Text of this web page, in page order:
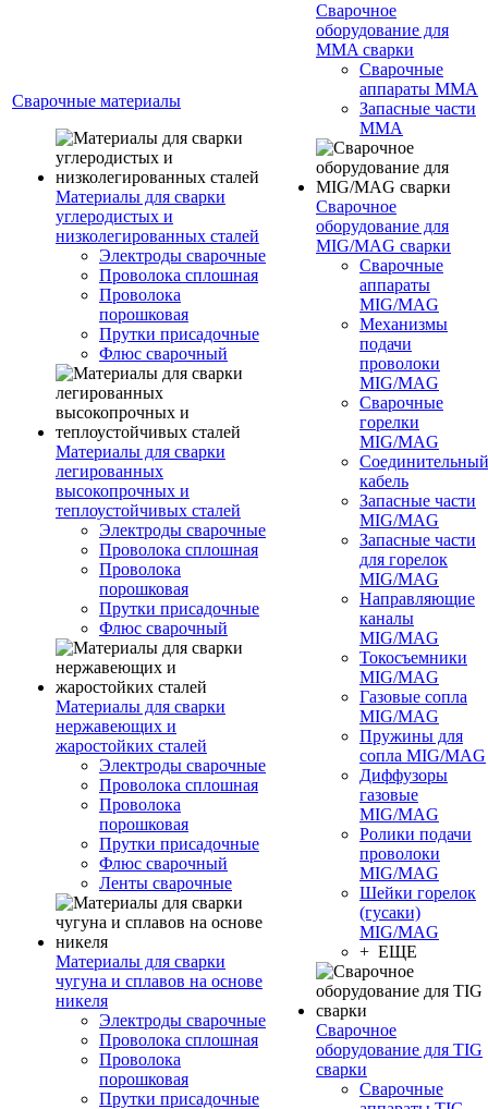
Сварочные материалы
Материалы для сварки
углеродистых и
низколегированных сталей
Электроды сварочные
Проволока сплошная
Проволока
порошковая
Прутки присадочные
Флюс сварочный
Материалы для сварки
легированных
высокопрочных и
теплоустойчивых сталей
Электроды сварочные
Проволока сплошная
Проволока
порошковая
Прутки присадочные
Флюс сварочный
Материалы для сварки
нержавеющих и
жаростойких сталей
Электроды сварочные
Проволока сплошная
Проволока
порошковая
Прутки присадочные
Флюс сварочный
Ленты сварочные
Материалы для сварки
чугуна и сплавов на основе
никеля
Электроды сварочные
Проволока сплошная
Проволока
порошковая
Прутки присадочные
Сварочное
оборудование для
MMA сварки
Сварочные
аппараты MMA
Запасные части
MMA
Сварочное
оборудование для
MIG/MAG сварки
Сварочные
аппараты
MIG/MAG
Механизмы
подачи
проволоки
MIG/MAG
Сварочные
горелки
MIG/MAG
Соединительный
кабель
Запасные части
MIG/MAG
Запасные части
для горелок
MIG/MAG
Направляющие
каналы
MIG/MAG
Токосъемники
MIG/MAG
Газовые сопла
MIG/MAG
Пружины для
сопла MIG/MAG
Диффузоры
газовые
MIG/MAG
Ролики подачи
проволоки
MIG/MAG
Шейки горелок
(гусаки)
MIG/MAG
+ ЕЩЕ
Сварочное
оборудование для TIG
сварки
Сварочные